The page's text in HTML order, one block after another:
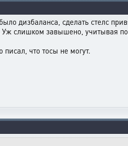
дизбаланса, сделать стелс
слишком завышено, учитывая
писал, что тосы не могут.